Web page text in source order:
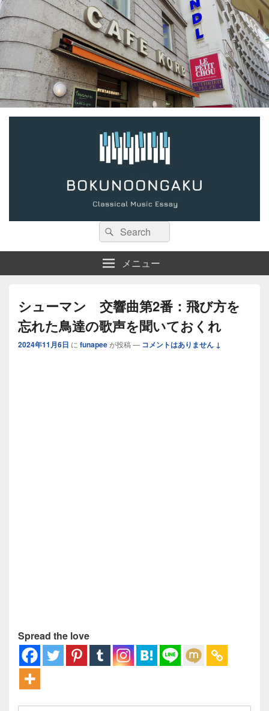
検
索:
検
索
メニュー
シューマン 交響曲第2番：飛び方を
忘れた鳥達の歌声を聞いておくれ
2024年11月6日 に funapeeが投稿 — コメントはありません ↓
Spread the love